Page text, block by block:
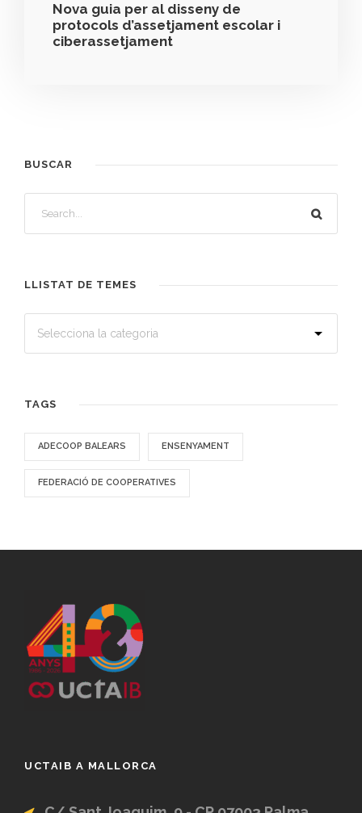
Nova guia per al disseny de
protocols d’assetjament escolar i
ciberassetjament
BUSCAR
LLISTAT DE TEMES
TAGS
ADECOOP BALEARS ENSENYAMENT
FEDERACIÓ DE COOPERATIVES
UCTAIB A MALLORCA